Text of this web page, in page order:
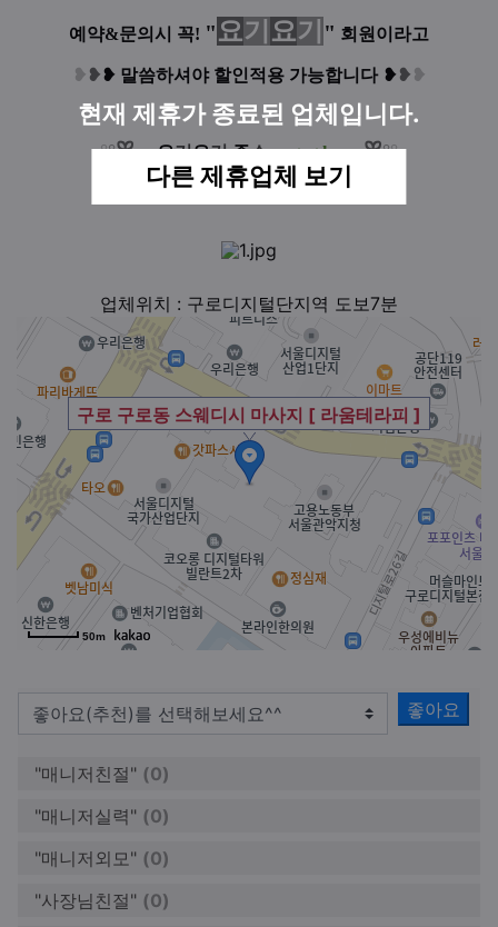
현재 제휴가 종료된 업체입니다.
다른 제휴업체 보기
예약&문의시 꼭! "요기 요기 " 회원이라고
❥ ❥❥ 말씀하셔야 할인적용 가능합니다 ❥❥ ❥
°°ꕤ┈요기요기주소: ygyg.kr ┈ꕤ°°
업체위치 : 구로디지털단지역 도보7분
구로 구로동 스웨디시 마사지 [ 라움테라피 ]
50m
좋아요
"매니저친절" (0)
"매니저실력" (0)
"매니저외모" (0)
"사장님친절" (0)